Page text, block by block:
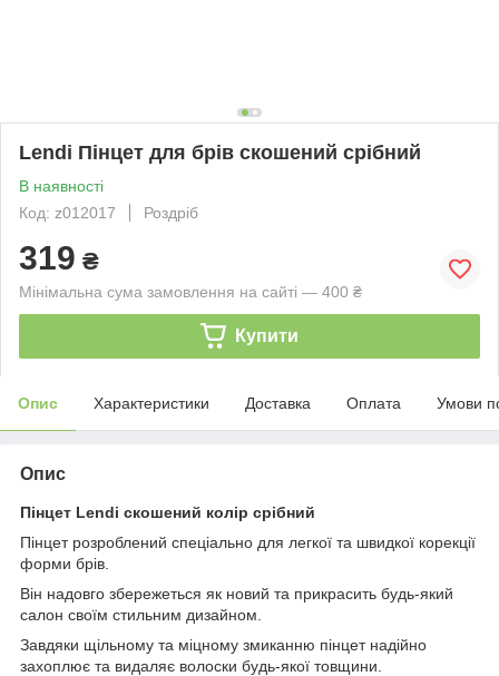
Lendi Пінцет для брів скошений срібний
В наявності
Код: z012017
Роздріб
319 ₴
Мінімальна сума замовлення на сайті — 400 ₴
Купити
Опис Характеристики Доставка Оплата Умови
Опис
Пінцет Lendi скошений колір срібний
Пінцет розроблений спеціально для легкої та швидкої корекції
форми брів.
Він надовго збережеться як новий та прикрасить будь-який
салон своїм стильним дизайном.
Завдяки щільному та міцному змиканню пінцет надійно
захоплює та видаляє волоски будь-якої товщини.